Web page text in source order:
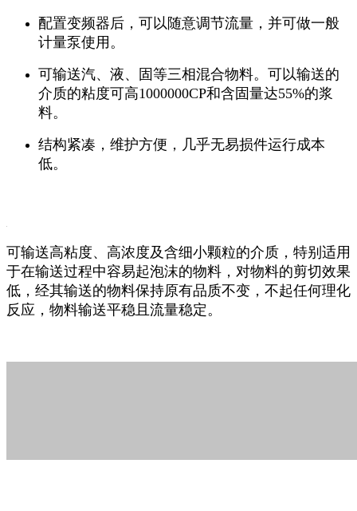
配置变频器后，可以随意调节流量，并可做一般
计量泵使用。
可输送汽、液、固等三相混合物料。可以输送的
介质的粘度可高1000000CP和含固量达55%的浆
料。
结构紧凑，维护方便，几乎无易损件运行成本
低。
可输送高粘度、高浓度及含细小颗粒的介质，特别适用
于在输送过程中容易起泡沫的物料，对物料的剪切效果
低，经其输送的物料保持原有品质不变，不起任何理化
反应，物料输送平稳且流量稳定。